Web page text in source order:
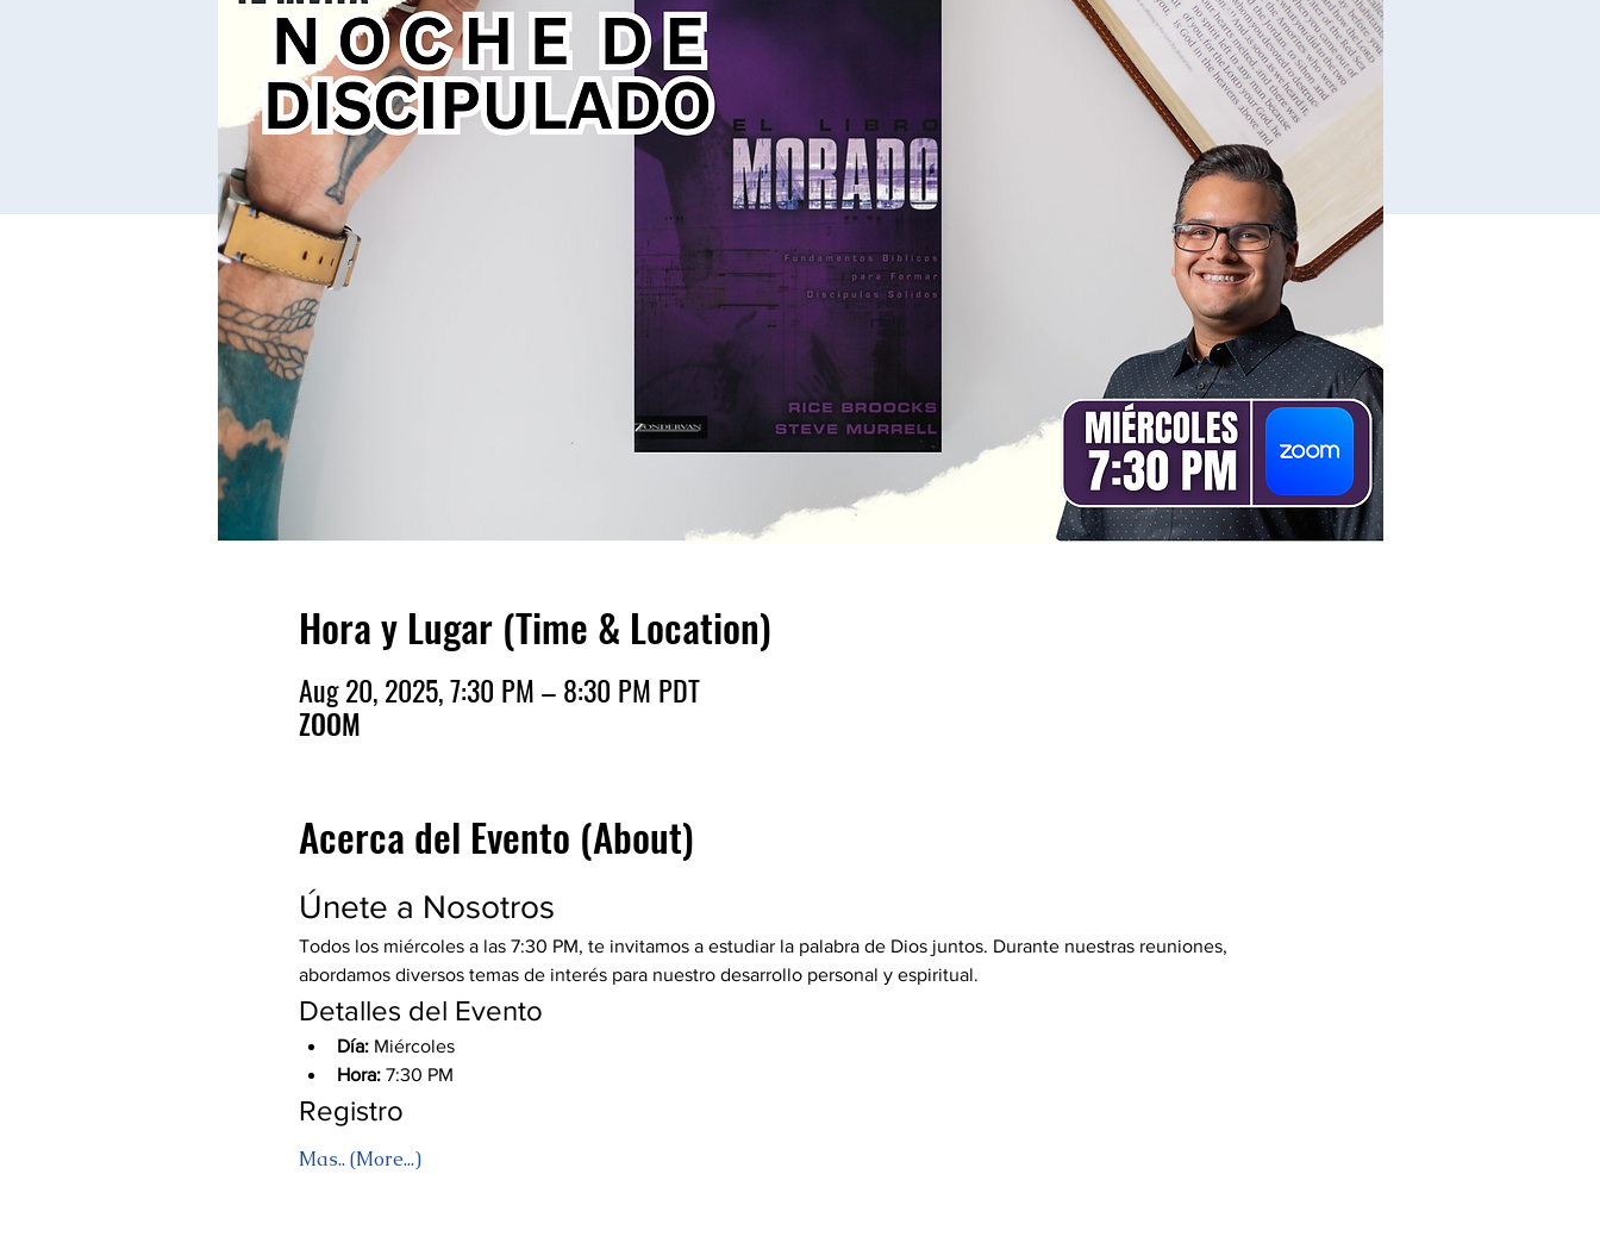
Hora y Lugar (Time & Location)
Aug 20, 2025, 7:30 PM – 8:30 PM PDT
ZOOM
Acerca del Evento (About)
Únete a Nosotros
Todos los miércoles a las 7:30 PM, te invitamos a estudiar la palabra de Dios juntos. Durante nuestras reuniones,
abordamos diversos temas de interés para nuestro desarrollo personal y espiritual.
Detalles del Evento
Día: Miércoles
Hora: 7:30 PM
Registro
Mas.. (More...)